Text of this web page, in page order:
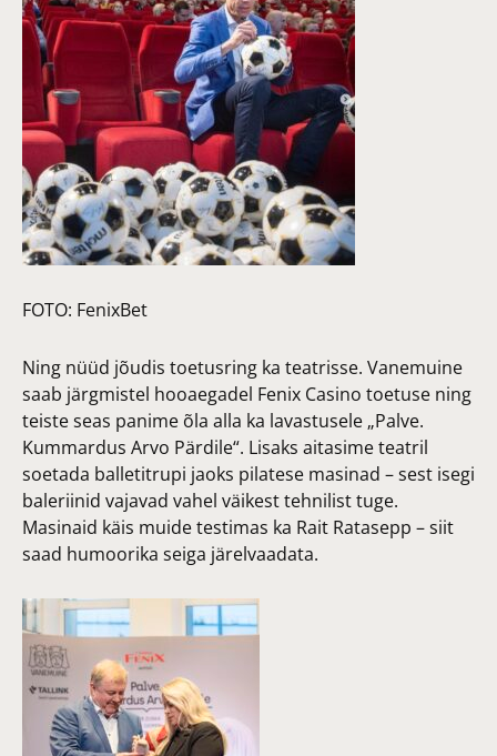
FOTO: FenixBet
Ning nüüd jõudis toetusring ka teatrisse. Vanemuine
saab järgmistel hooaegadel Fenix Casino toetuse ning
teiste seas panime õla alla ka lavastusele „Palve.
Kummardus Arvo Pärdile“. Lisaks aitasime teatril
soetada balletitrupi jaoks pilatese masinad – sest isegi
baleriinid vajavad vahel väikest tehnilist tuge.
Masinaid käis muide testimas ka Rait Ratasepp – siit
saad humoorika seiga järelvaadata.